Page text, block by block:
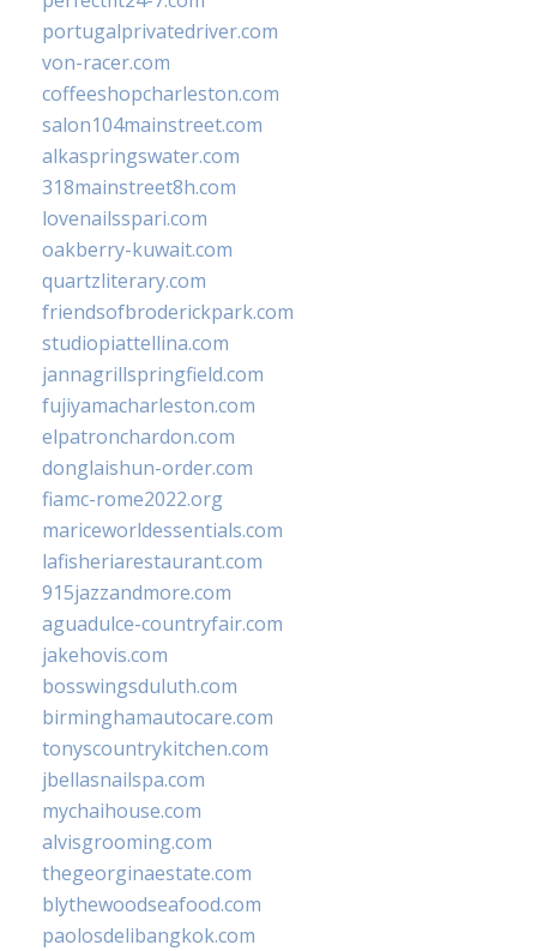
portugalprivatedriver.com
von-racer.com
coffeeshopcharleston.com
salon104mainstreet.com
alkaspringswater.com
318mainstreet8h.com
lovenailsspari.com
oakberry-kuwait.com
quartzliterary.com
friendsofbroderickpark.com
studiopiattellina.com
jannagrillspringfield.com
fujiyamacharleston.com
elpatronchardon.com
donglaishun-order.com
fiamc-rome2022.org
mariceworldessentials.com
lafisheriarestaurant.com
915jazzandmore.com
aguadulce-countryfair.com
jakehovis.com
bosswingsduluth.com
birminghamautocare.com
tonyscountrykitchen.com
jbellasnailspa.com
mychaihouse.com
alvisgrooming.com
thegeorginaestate.com
blythewoodseafood.com
paolosdelibangkok.com